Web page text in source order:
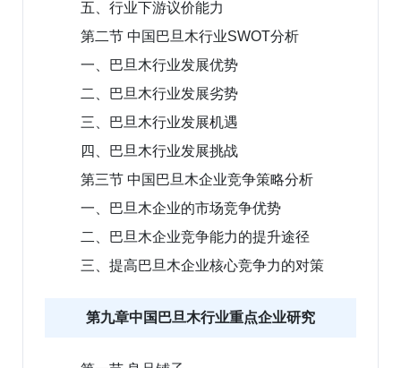
五、行业下游议价能力
第二节 中国巴旦木行业SWOT分析
一、巴旦木行业发展优势
二、巴旦木行业发展劣势
三、巴旦木行业发展机遇
四、巴旦木行业发展挑战
第三节 中国巴旦木企业竞争策略分析
一、巴旦木企业的市场竞争优势
二、巴旦木企业竞争能力的提升途径
三、提高巴旦木企业核心竞争力的对策
第九章中国巴旦木行业重点企业研究